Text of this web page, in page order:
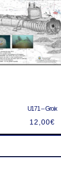
U171 – Groix
12,00€